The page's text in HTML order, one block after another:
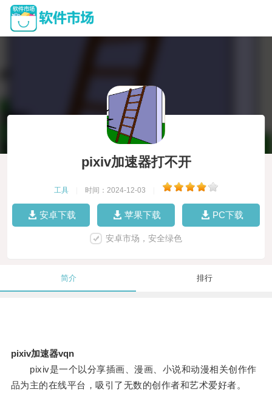
pixiv加速器打不开
工具 时间：2024-12-03
安卓下载 苹果下载 PC下载
安卓市场，安全绿色
简介 排行
pixiv加速器vqn
pixiv是一个以分享插画、漫画、小说和动漫相关创作作
品为主的在线平台，吸引了无数的创作者和艺术爱好者。